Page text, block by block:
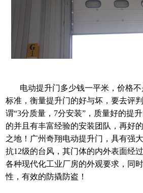
电动提升门多少钱一平米，价格不
标准，衡量提升门的好与坏，要去评
谓“3分质量，7分安装”，质量好的提
的并且有丰富经验的安装团队，再好
之地！广州奇翔电动提升门，具有强
抗12级的台风，其门体的内外表面经
各种现代化工业厂房的外观要求，同
性，有效的防撬防盗！